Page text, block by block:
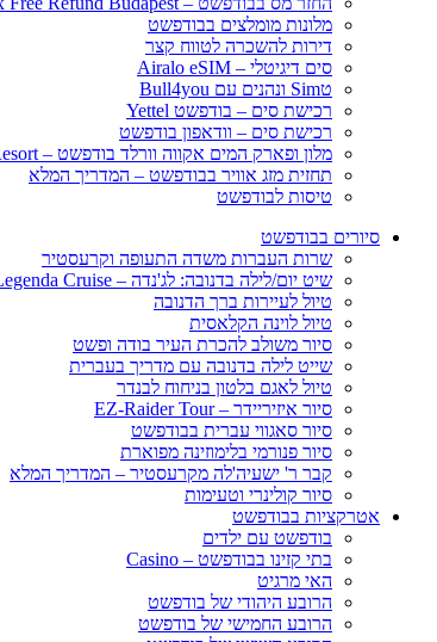
מלונות מומלצים בבודפשט
דירות להשכרה לטווח קצר
סים דיגיטלי – Airalo eSIM
טSim ונהנים עם Bull4you
רכישת סים – בודפשט Yettel
רכישת סים – וודאפון בודפשט
מלון ופארק המים אקווה וורלד בודפשט – Aquaworld Resort
תחזית מזג אוויר בבודפשט – המדריך המלא
טיסות לבודפשט
סיורים בבודפשט
שרות העברות משדה התעופה וקרעסטיר
שיט יום/לילה בדנובה: לג'נדה – Legenda Cruise
טיול לעיירות ברך הדנובה
טיול לוינה הקלאסית
סיור משולב להכרת העיר בודה ופשט
שייט לילה בדנובה עם מדריך בעברית
טיול לאגם בלטון בניחוח לבנדר
סיור איזיריידר – EZ-Raider Tour
סיור סאגווי עברית בבודפשט
סיור פנורמי בלימוזינה מפוארת
קבר ר' ישעיה'לה מקרעסטיר – המדריך המלא
סיור קולינרי וטעימות
אטרקציות בבודפשט
בודפשט עם ילדים
בתי קזינו בבודפשט – Casino
האי מרגיט
הרובע היהודי של בודפשט
הרובע החמישי של בודפשט